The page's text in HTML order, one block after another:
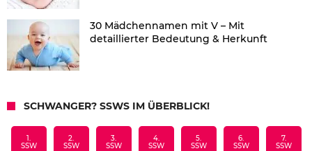
30 Mädchennamen mit V – Mit
detaillierter Bedeutung & Herkunft
SCHWANGER? SSWS IM ÜBERBLICK!
1.
SSW
2.
SSW
3.
SSW
4.
SSW
5.
SSW
6.
SSW
7.
SSW